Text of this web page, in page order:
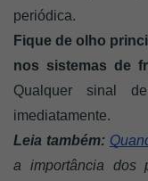
periódica.
Fique de olho
nos sistemas de
Qualquer sinal
imediatamente.
Leia também:
a importância dos